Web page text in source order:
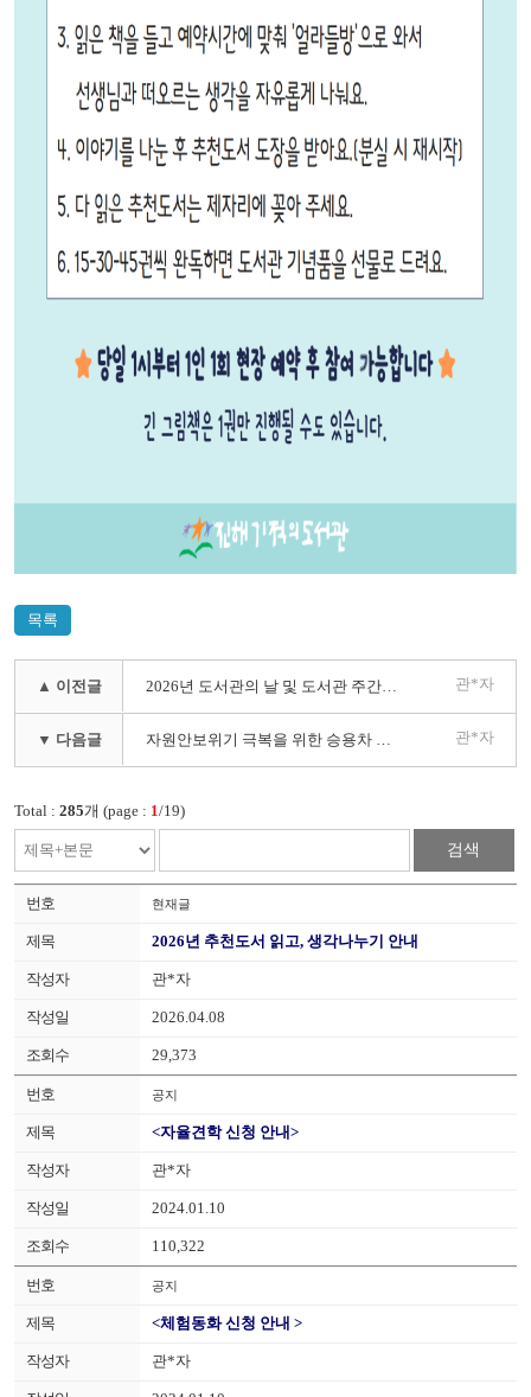
목록
▲ 이전글 2026년 도서관의 날 및 도서관 주간 행사 안내 관*자
▼ 다음글 자원안보위기 극복을 위한 승용차 5부제(요일제)에 동참해 주세요! 관*자
Total : 285개 (page : 1/19)
검색
현재글
2026년 추천도서 읽고, 생각나누기 안내
관*자
2026.04.08
29,373
공지
<자율견학 신청 안내>
관*자
2024.01.10
110,322
공지
<체험동화 신청 안내 >
관*자